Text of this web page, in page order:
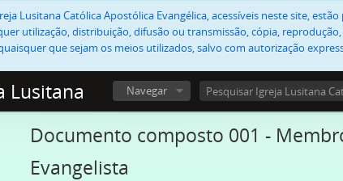
Lusitana Católica Apostólica Evangélica, acessíveis neste site,
utilização, distribuição, difusão ou transmissão, cópia,
que sejam os meios utilizados, salvo com autorização
Lusitana Navegar
Documento composto 001 -
Evangelista